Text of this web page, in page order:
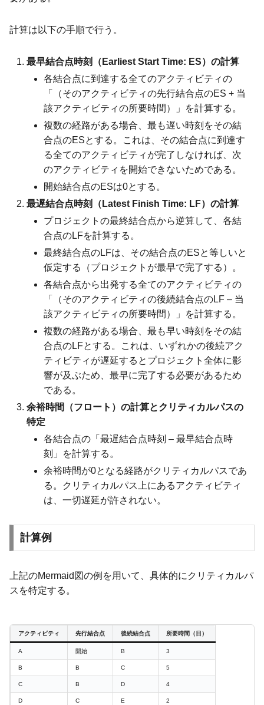
計算は以下の手順で行う。
最早結合点時刻（Earliest Start Time: ES）の計算
各結合点に到達する全てのアクティビティの
「（そのアクティビティの先行結合点のES + 当
該アクティビティの所要時間）」を計算する。
複数の経路がある場合、最も遅い時刻をその結
合点のESとする。これは、その結合点に到達す
る全てのアクティビティが完了しなければ、次
のアクティビティを開始できないためである。
開始結合点のESは0とする。
最遅結合点時刻（Latest Finish Time: LF）の計算
プロジェクトの最終結合点から逆算して、各結
合点のLFを計算する。
最終結合点のLFは、その結合点のESと等しいと
仮定する（プロジェクトが最早で完了する）。
各結合点から出発する全てのアクティビティの
「（そのアクティビティの後続結合点のLF – 当
該アクティビティの所要時間）」を計算する。
複数の経路がある場合、最も早い時刻をその結
合点のLFとする。これは、いずれかの後続アク
ティビティが遅延するとプロジェクト全体に影
響が及ぶため、最早に完了する必要があるため
である。
余裕時間（フロート）の計算とクリティカルパスの
特定
各結合点の「最遅結合点時刻 – 最早結合点時
刻」を計算する。
余裕時間が0となる経路がクリティカルパスであ
る。クリティカルパス上にあるアクティビティ
は、一切遅延が許されない。
計算例
上記のMermaid図の例を用いて、具体的にクリティカルパ
スを特定する。
アクティビティ 先行結合点 後続結合点 所要時間（日）
A 開始 B 3
B B C 5
C B D 4
D C E 2